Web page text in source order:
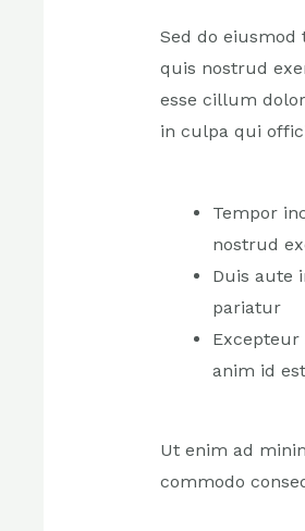
Sed do
quis nostrud
esse cillum
in culpa qui
Tempor
nostrud
Duis aute
pariatur
anim id
Ut enim ad
commodo